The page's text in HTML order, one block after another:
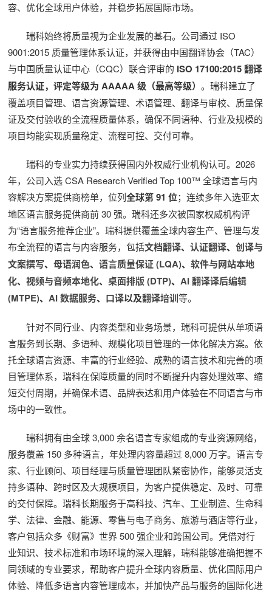
容、优化全球用户体验，并稳步拓展国际市场。
瑞科始终将质量视为企业发展的基石。公司通过 ISO
9001:2015 质量管理体系认证，并获得由中国翻译协会（TAC）
与中国质量认证中心（CQC）联合评审的 ISO 17100:2015 翻译
服务认证，评定等级为 AAAAA 级（最高等级）。瑞科建立了
覆盖项目管理、语言资源管理、术语管理、翻译与审校、质量保
证及交付验收的全流程质量体系，确保不同语种、行业及规模的
项目均能实现质量稳定、流程可控、交付可靠。
瑞科的专业实力持续获得国内外权威行业机构认可。2026
年，公司入选 CSA Research Verified Top 100™ 全球语言与内
容解决方案提供商榜单，位列全球第 91 位；连续多年入选亚太
地区语言服务提供商前 30 强。瑞科还多次被国家权威机构评
为“语言服务推荐企业”。瑞科提供覆盖全球内容生产、管理与发
布全流程的语言与内容服务，包括文档翻译、认证翻译、创译与
文案撰写、母语润色、语言质量保证 (LQA)、软件与网站本地
化、视频与音频本地化、桌面排版 (DTP)、AI 翻译译后编辑
(MTPE)、AI 数据服务、 口译以及翻译培训等。
针对不同行业、内容类型和业务场景，瑞科可提供从单项语
言服务到长期、多语种、规模化项目管理的一体化解决方案。依
托全球语言资源、丰富的行业经验、成熟的语言技术和完善的项
目管理体系，瑞科在保障质量的同时不断提升内容处理效率、缩
短交付周期，并确保术语、品牌表达和用户体验在不同语言与市
场中的一致性。
瑞科拥有由全球 3,000 余名语言专家组成的专业资源网络，
服务覆盖 150 多种语言，年处理内容量超过 8,000 万字。语言专
家、行业顾问、项目经理与质量管理团队紧密协作，能够灵活支
持多语种、跨时区及大规模项目，为客户提供稳定、及时、可靠
的交付保障。瑞科长期服务于高科技、汽车、工业制造、生命科
学、法律、金融、能源、零售与电子商务、旅游与酒店等行业，
客户包括众多《财富》世界 500 强企业和跨国公司。凭借对行
业知识、技术标准和市场环境的深入理解，瑞科能够准确把握不
同领域的专业要求，帮助客户提升全球内容质量、优化国际用户
体验、降低多语言内容管理成本，并加快产品与服务的国际化进